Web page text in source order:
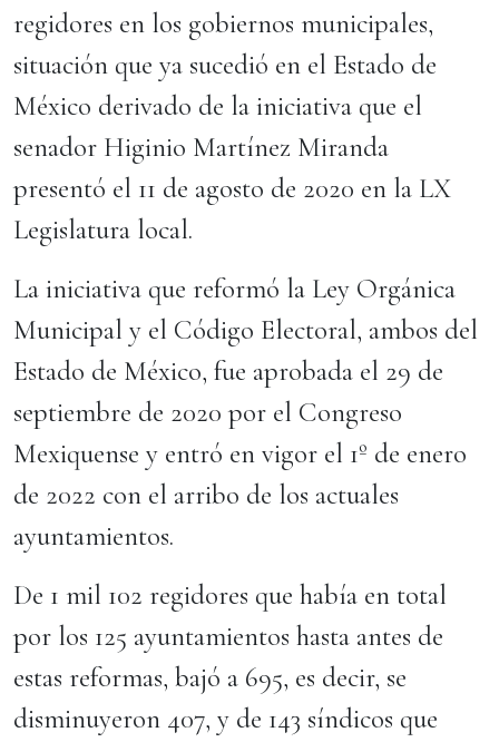
regidores en los gobiernos municipales,
situación que ya sucedió en el Estado de
México derivado de la iniciativa que el
senador Higinio Martínez Miranda
presentó el 11 de agosto de 2020 en la LX
Legislatura local.
La iniciativa que reformó la Ley Orgánica
Municipal y el Código Electoral, ambos del
Estado de México, fue aprobada el 29 de
septiembre de 2020 por el Congreso
Mexiquense y entró en vigor el 1º de enero
de 2022 con el arribo de los actuales
ayuntamientos.
De 1 mil 102 regidores que había en total
por los 125 ayuntamientos hasta antes de
estas reformas, bajó a 695, es decir, se
disminuyeron 407, y de 143 síndicos que